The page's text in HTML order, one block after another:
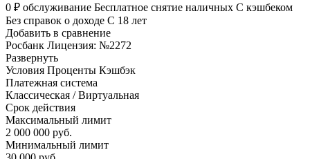
0 ₽ обслуживание Бесплатное снятие наличных С кэшбеком
Без справок о доходе С 18 лет
Добавить в сравнение
Росбанк Лицензия: №2272
Развернуть
Условия Проценты Кэшбэк
Платежная система
Классическая / Виртуальная
Срок действия
Максимальный лимит
2 000 000 руб.
Минимальный лимит